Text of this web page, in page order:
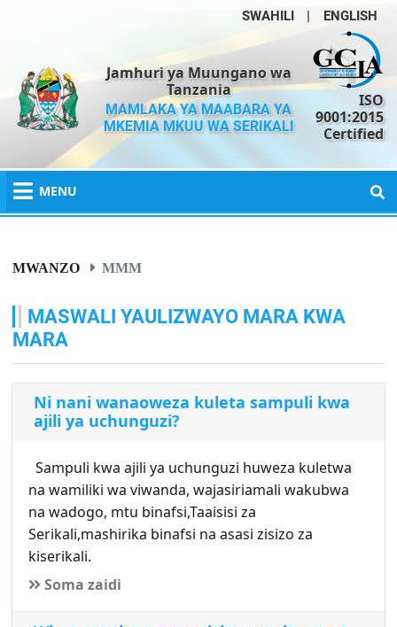
SWAHILI | ENGLISH
Jamhuri ya Muungano wa
Tanzania
MAMLAKA YA MAABARA YA
MKEMIA MKUU WA SERIKALI
ISO
9001:2015
Certified
MENU
MWANZO MMM
MASWALI YAULIZWAYO MARA KWA
MARA
Ni nani wanaoweza kuleta sampuli kwa
ajili ya uchunguzi?
Sampuli kwa ajili ya uchunguzi huweza kuletwa
na wamiliki wa viwanda, wajasiriamali wakubwa
na wadogo, mtu binafsi,Taaisisi za
Serikali,mashirika binafsi na asasi zisizo za
kiserikali.
Soma zaidi